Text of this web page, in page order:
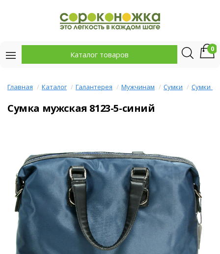
Каталог товаров
0
Главная Каталог Галантерея Мужчинам Сумки Сумки с
Сумка мужская 8123-5-синий